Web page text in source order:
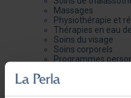
Massages
Physiothérapie et
Thérapies en eau
Soins du visage
Soins corporels
Programmes
Future maman et